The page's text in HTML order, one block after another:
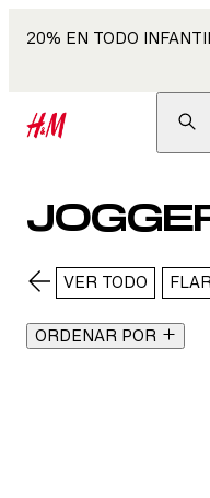
20% EN TODO
VER TODO
ORDENAR POR